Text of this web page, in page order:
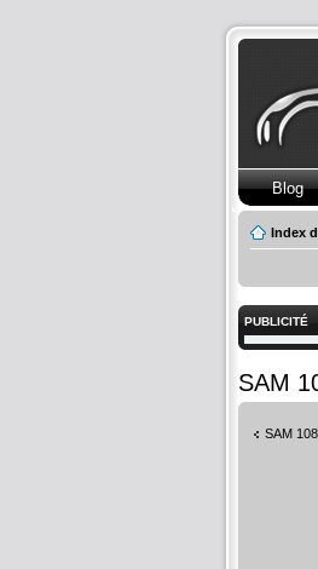
Blog
Index
PUBLICITÉ
SAM
SAM